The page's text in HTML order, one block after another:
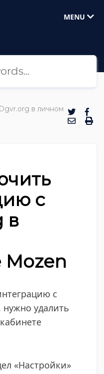
MENU
в личном
с
в
Mozen
с
нужно удалить
«Настройки»